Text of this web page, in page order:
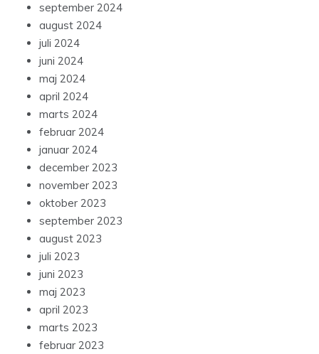
september 2024
august 2024
juli 2024
juni 2024
maj 2024
april 2024
marts 2024
februar 2024
januar 2024
december 2023
november 2023
oktober 2023
september 2023
august 2023
juli 2023
juni 2023
maj 2023
april 2023
marts 2023
februar 2023